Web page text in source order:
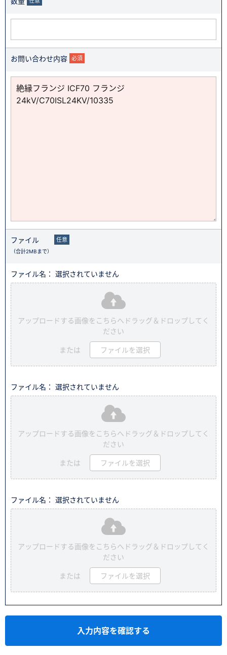
お問い合わせ内容 必須
ファイル
（合計2MBまで）
任意
ファイル名： 選択されていません
アップロードする画像をこちらへドラッグ＆ドロップしてく
ださい
または ファイルを選択
ファイル名： 選択されていません
アップロードする画像をこちらへドラッグ＆ドロップしてく
ださい
または ファイルを選択
ファイル名： 選択されていません
アップロードする画像をこちらへドラッグ＆ドロップしてく
ださい
または ファイルを選択
入力内容を確認する